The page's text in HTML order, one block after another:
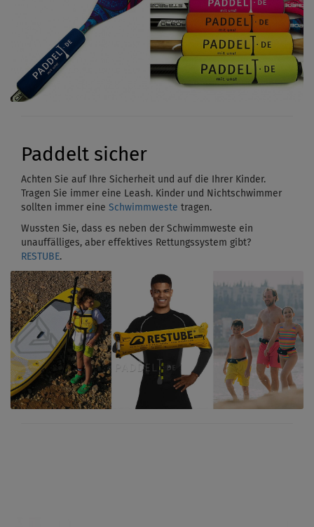
Paddelt sicher
Achten Sie auf Ihre Sicherheit und auf die Ihrer Kinder.
Tragen Sie immer eine Leash. Kinder und Nichtschwimmer
sollten immer eine Schwimmweste tragen.
Wussten Sie, dass es neben der Schwimmweste ein
unauffälliges, aber effektives Rettungssystem gibt?
RESTUBE.